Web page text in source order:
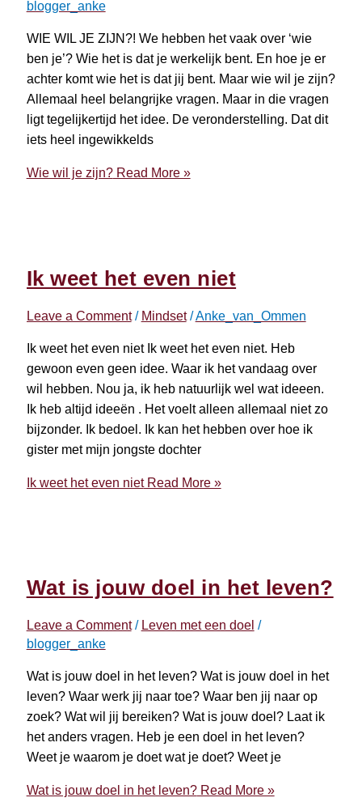
blogger_anke
WIE WIL JE ZIJN?! We hebben het vaak over ‘wie
ben je’? Wie het is dat je werkelijk bent. En hoe je er
achter komt wie het is dat jij bent. Maar wie wil je zijn?
Allemaal heel belangrijke vragen. Maar in die vragen
ligt tegelijkertijd het idee. De veronderstelling. Dat dit
iets heel ingewikkelds
Wie wil je zijn?Read More »
Ik weet het even niet
Leave a Comment / Mindset/Anke_van_Ommen
Ik weet het even niet Ik weet het even niet. Heb
gewoon even geen idee. Waar ik het vandaag over
wil hebben. Nou ja, ik heb natuurlijk wel wat ideeen.
Ik heb altijd ideeën . Het voelt alleen allemaal niet zo
bijzonder. Ik bedoel. Ik kan het hebben over hoe ik
gister met mijn jongste dochter
Ik weet het even nietRead More »
Wat is jouw doel in het leven?
Leave a Comment / Leven met een doel /
blogger_anke
Wat is jouw doel in het leven? Wat is jouw doel in het
leven? Waar werk jij naar toe? Waar ben jij naar op
zoek? Wat wil jij bereiken? Wat is jouw doel? Laat ik
het anders vragen. Heb je een doel in het leven?
Weet je waarom je doet wat je doet? Weet je
Wat is jouw doel in het leven?Read More »